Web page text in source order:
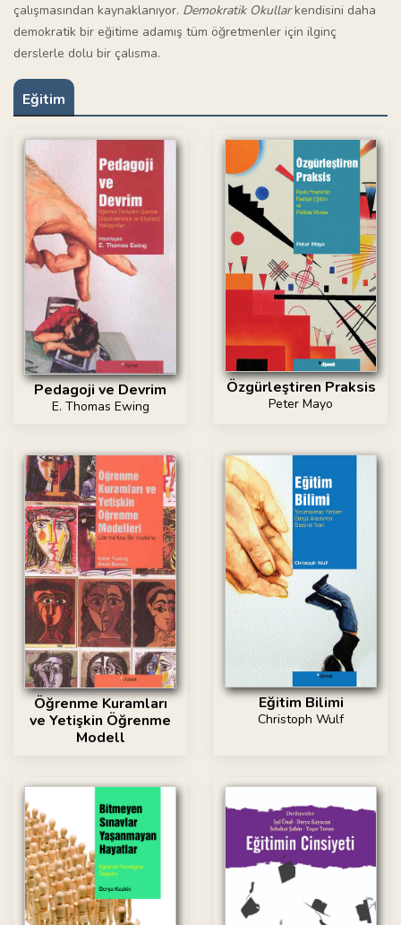
çalışmasından kaynaklanıyor. Demokratik Okullarkendisini daha
demokratik bir eğitime adamış tüm öğretmenler için ilginç
derslerle dolu bir çalısma.
Eğitim
Pedagoji ve Devrim
E. Thomas Ewing
Özgürleştiren Praksis
Peter Mayo
Öğrenme Kuramları
ve Yetişkin Öğrenme
Modell
Eğitim Bilimi
Christoph Wulf